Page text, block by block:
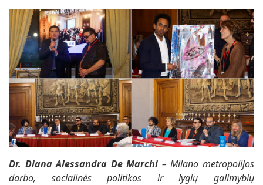
Dr. Diana Alessandra De Marchi – Milano metropolijos
darbo, socialinės politikos ir lygių galimybių